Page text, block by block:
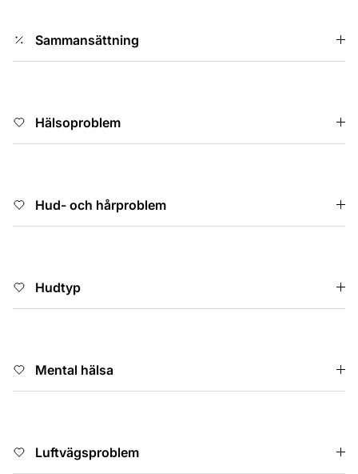
Sammansättning
Hälsoproblem
Hud- och hårproblem
Hudtyp
Mental hälsa
Luftvägsproblem